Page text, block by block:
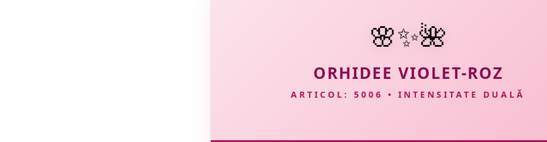
🌸✨🌺
ORHIDEE VIOLET-ROZ
ARTICOL: 5006 • INTENSITATE DUALĂ